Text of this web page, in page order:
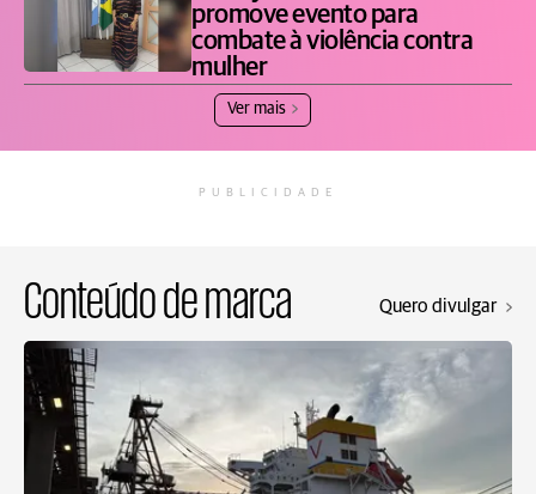
promove evento para
combate à violência contra
mulher
Ver mais
PUBLICIDADE
Conteúdo de marca Quero divulgar